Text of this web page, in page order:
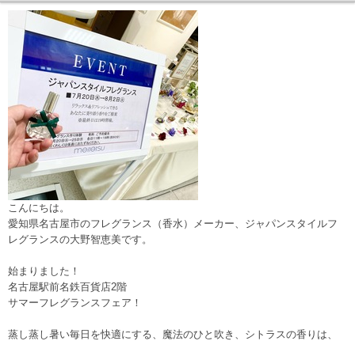
こんにちは。
愛知県名古屋市のフレグランス（香水）メーカー、ジャパンスタイルフ
レグランスの大野智恵美です。
始まりました！
名古屋駅前名鉄百貨店2階
サマーフレグランスフェア！
蒸し蒸し暑い毎日を快適にする、魔法のひと吹き、シトラスの香りは、